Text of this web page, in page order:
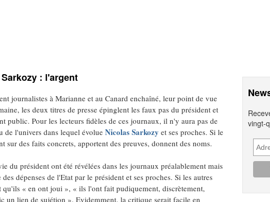
: l'argent
journalistes à Marianne et au Canard enchaîné, leur point de vue
les deux titres de presse épinglent les faux pas du président et
public. Pour les lecteurs fidèles de ces journaux, il n'y aura pas de
de l'univers dans lequel évolue Nicolas Sarkozy et ses proches. Si le
des faits concrets, apportent des preuves, donnent des noms.
du président ont été révélées dans les journaux préalablement mais
dépenses de l'Etat par le président et ses proches. Si les autres
« en ont joui », « ils l'ont fait pudiquement, discrètement,
un lien de sujétion ». Evidemment, la critique serait facile en
vingt-